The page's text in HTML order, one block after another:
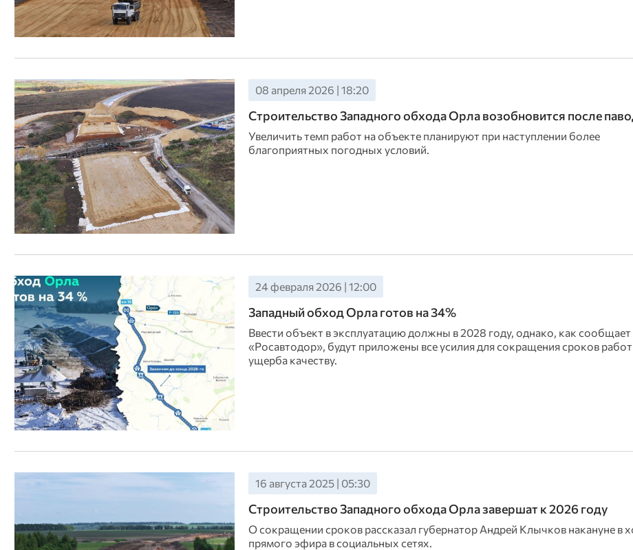
08 апреля 2026 | 18:20
Строительство Западного обхода Орла возобновится после
Увеличить темп работ на объекте планируют при наступлении более
благоприятных погодных условий.
24 февраля 2026 | 12:00
Западный обход Орла готов на 34%
Ввести объект в эксплуатацию должны в 2028 году, однако, как сообщает
«Росавтодор», будут приложены все усилия для сокращения сроков работ
ущерба качеству.
16 августа 2025 | 05:30
Строительство Западного обхода Орла завершат к 2026 году
О сокращении сроков рассказал губернатор Андрей Клычков накануне в
прямого эфира в социальных сетях.